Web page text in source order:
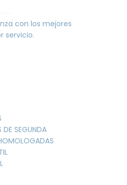
con los mejores
servicio.
DE SEGUNDA